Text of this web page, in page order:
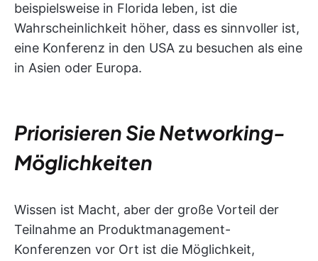
beispielsweise in Florida leben, ist die
Wahrscheinlichkeit höher, dass es sinnvoller ist,
eine Konferenz in den USA zu besuchen als eine
in Asien oder Europa.
Priorisieren Sie Networking-
Möglichkeiten
Wissen ist Macht, aber der große Vorteil der
Teilnahme an Produktmanagement-
Konferenzen vor Ort ist die Möglichkeit,